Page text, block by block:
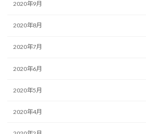
2020年9月
2020年8月
2020年7月
2020年6月
2020年5月
2020年4月